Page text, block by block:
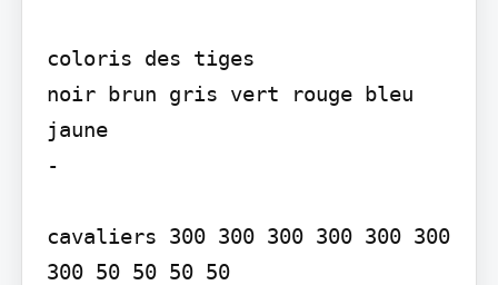
coloris des tiges
noir brun gris vert rouge bleu
jaune
-
cavaliers 300 300 300 300 300 300
300 50 50 50 50